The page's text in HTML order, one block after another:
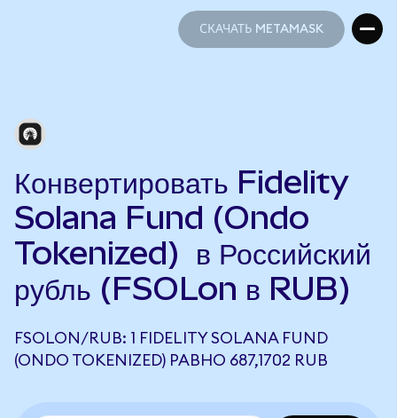
СКАЧАТЬ METAMASK
Конвертировать Fidelity
Solana Fund (Ondo
Tokenized) в Российский
рубль (FSOLon в RUB)
FSOLON/RUB: 1 FIDELITY SOLANA FUND
(ONDO TOKENIZED) РАВНО 687,1702 RUB